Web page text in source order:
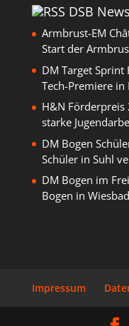
DSB News
Armbrust-EM
Start der
DM Target
Tech-Premiere in
H&N Förderpreis
starke
DM Bogen
Schüler in Suhl
DM Bogen im
Bogen in
Impressum